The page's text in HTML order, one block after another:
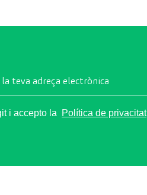
teva adreça electrònica
i accepto la Política de privacitat